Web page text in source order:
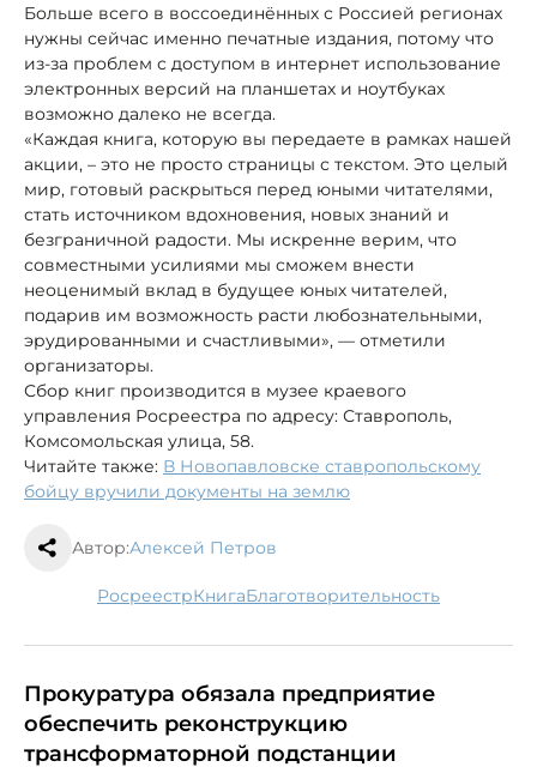
Больше всего в воссоединённых с Россией регионах
нужны сейчас именно печатные издания, потому что
из-за проблем с доступом в интернет использование
электронных версий на планшетах и ноутбуках
возможно далеко не всегда.
«Каждая книга, которую вы передаете в рамках нашей
акции, – это не просто страницы с текстом. Это целый
мир, готовый раскрыться перед юными читателями,
стать источником вдохновения, новых знаний и
безграничной радости. Мы искренне верим, что
совместными усилиями мы сможем внести
неоценимый вклад в будущее юных читателей,
подарив им возможность расти любознательными,
эрудированными и счастливыми», — отметили
организаторы.
Сбор книг производится в музее краевого
управления Росреестра по адресу: Ставрополь,
Комсомольская улица, 58.
Читайте также: В Новопавловске ставропольскому
бойцу вручили документы на землю
Автор:Алексей Петров
Росреестр книга благотворительность
Прокуратура обязала предприятие
обеспечить реконструкцию
трансформаторной подстанции